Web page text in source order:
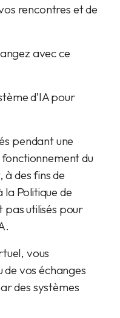
rencontres et de
avec ce
d’IA pour
pendant une
du
à des fins de
Politique de
pas utilisés pour
vous
de vos échanges
des systèmes